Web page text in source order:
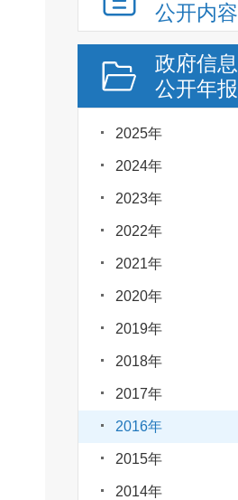
公开内容
政府信息
公开年报
2025年
2024年
2023年
2022年
2021年
2020年
2019年
2018年
2017年
2016年
2015年
2014年